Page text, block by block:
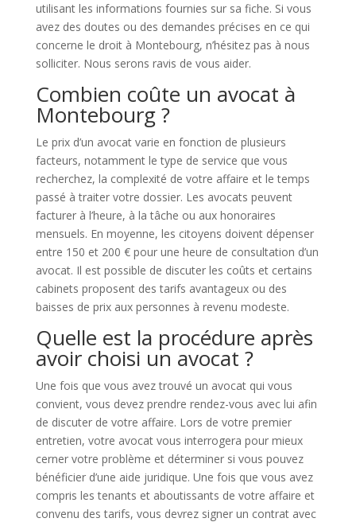
utilisant les informations fournies sur sa fiche. Si vous
avez des doutes ou des demandes précises en ce qui
concerne le droit à Montebourg, n’hésitez pas à nous
solliciter. Nous serons ravis de vous aider.
Combien coûte un avocat à
Montebourg ?
Le prix d’un avocat varie en fonction de plusieurs
facteurs, notamment le type de service que vous
recherchez, la complexité de votre affaire et le temps
passé à traiter votre dossier. Les avocats peuvent
facturer à l’heure, à la tâche ou aux honoraires
mensuels. En moyenne, les citoyens doivent dépenser
entre 150 et 200 € pour une heure de consultation d’un
avocat. Il est possible de discuter les coûts et certains
cabinets proposent des tarifs avantageux ou des
baisses de prix aux personnes à revenu modeste.
Quelle est la procédure après
avoir choisi un avocat ?
Une fois que vous avez trouvé un avocat qui vous
convient, vous devez prendre rendez-vous avec lui afin
de discuter de votre affaire. Lors de votre premier
entretien, votre avocat vous interrogera pour mieux
cerner votre problème et déterminer si vous pouvez
bénéficier d’une aide juridique. Une fois que vous avez
compris les tenants et aboutissants de votre affaire et
convenu des tarifs, vous devrez signer un contrat avec